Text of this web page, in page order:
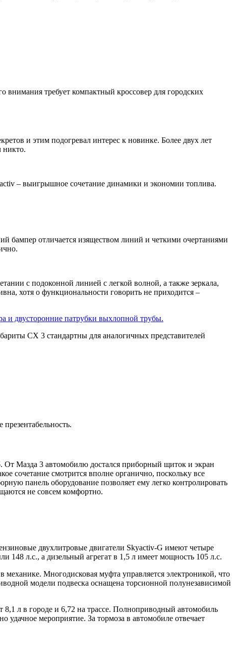
внимания требует компактный кроссовер для городских
и этим подогревал интерес к новинке. Более двух лет
никто.
– выигрышное сочетание динамики и экономии топлива.
бампер отличается изяществом линий и четкими очертаниями
с подоконной линией с легкой волной, а также зеркала,
хотя о функциональности говорить не приходится –
и двусторонние патрубки выхлопной трубы.
CX 3 стандартны для аналогичных представителей
От Мазда 3 автомобилю достался приборный щиток и экран
сочетание смотрится вполне органично, поскольку все
панель оборудование позволяет ему легко контролировать
не совсем комфортно.
двухлитровые двигатели Skyactiv-G имеют четыре
148 л.с., а дизельный агрегат в 1,5 л имеет мощность 105 л.с.
механике. Многодисковая муфта управляется электроникой, что
модели подвеска оснащена торсионной полунезависимой
л в городе и 6,72 на трассе. Полноприводный автомобиль
удачное мероприятие. За тормоза в автомобиле отвечает